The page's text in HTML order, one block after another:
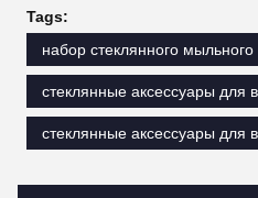
Tags:
набор стеклянного
стеклянные аксессуары для
стеклянные аксессуары для